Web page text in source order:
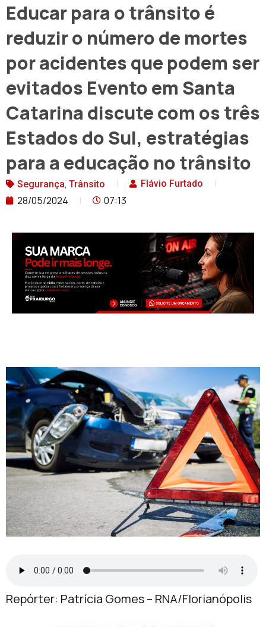
Educar para o trânsito é
reduzir o número de mortes
por acidentes que podem ser
evitados Evento em Santa
Catarina discute com os três
Estados do Sul, estratégias
para a educação no trânsito
Segurança, Trânsito Flávio Furtado
28/05/2024 07:13
Repórter: Patrícia Gomes – RNA/Florianópolis